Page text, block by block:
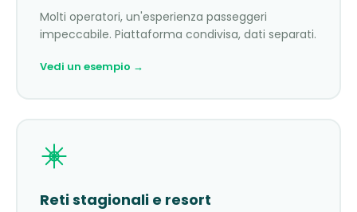
Molti operatori, un'esperienza passeggeri
impeccabile. Piattaforma condivisa, dati separati.
Vedi un esempio →
Reti stagionali e resort